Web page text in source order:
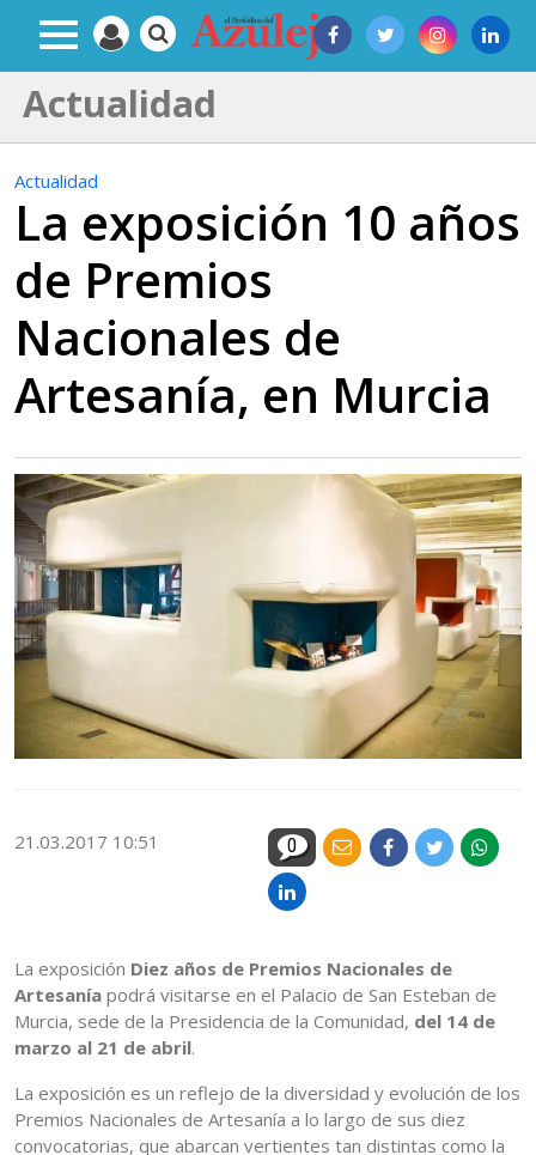
Actualidad
Actualidad
La exposición 10 años
de Premios
Nacionales de
Artesanía, en Murcia
21.03.2017 10:51 0
La exposición Diez años de Premios Nacionales de
Artesanía podrá visitarse en el Palacio de San Esteban de
Murcia, sede de la Presidencia de la Comunidad, del 14 de
marzo al 21 de abril.
La exposición es un reflejo de la diversidad y evolución de los
Premios Nacionales de Artesanía a lo largo de sus diez
convocatorias, que abarcan vertientes tan distintas como la